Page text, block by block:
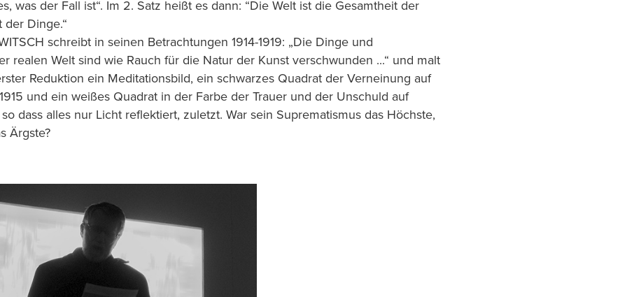
was der Fall ist“. Im 2. Satz heißt es dann: “Die Welt ist die Gesamtheit der
der Dinge.“
schreibt in seinen Betrachtungen 1914-1919: „Die Dinge und
realen Welt sind wie Rauch für die Natur der Kunst verschwunden ...“ und malt
Reduktion ein Meditationsbild, ein schwarzes Quadrat der Verneinung auf
und ein weißes Quadrat in der Farbe der Trauer und der Unschuld auf
dass alles nur Licht reflektiert, zuletzt. War sein Suprematismus das Höchste,
Ärgste?